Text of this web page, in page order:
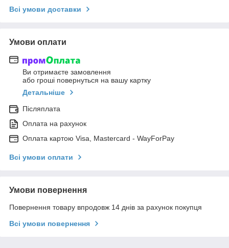
Всі умови доставки
Умови оплати
Ви отримаєте замовлення
або гроші повернуться на вашу картку
Детальніше
Післяплата
Оплата на рахунок
Оплата картою Visa, Mastercard - WayForPay
Всі умови оплати
Умови повернення
Повернення товару впродовж 14 днів за рахунок покупця
Всі умови повернення